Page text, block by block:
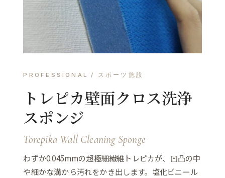
PROFESSIONAL / スポーツ施設
トレピカ壁面クロス洗浄
スポンジ
Torepika Wall Cleaning Sponge
わずか0.045mmの超極細繊維トレピカが、凹凸の中
や細かな溝から汚れをかき出します。塩化ビニール